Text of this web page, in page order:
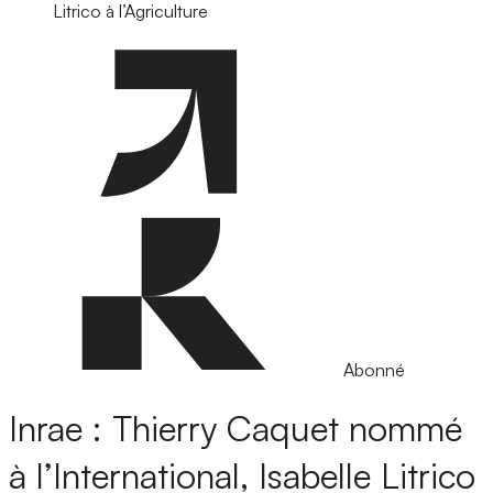
Litrico à l’Agriculture
Abonné
Inrae : Thierry Caquet nommé
à l’International, Isabelle Litrico